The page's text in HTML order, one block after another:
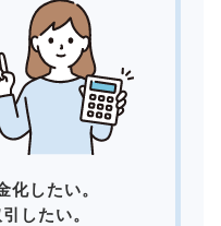
化したい。
したい。